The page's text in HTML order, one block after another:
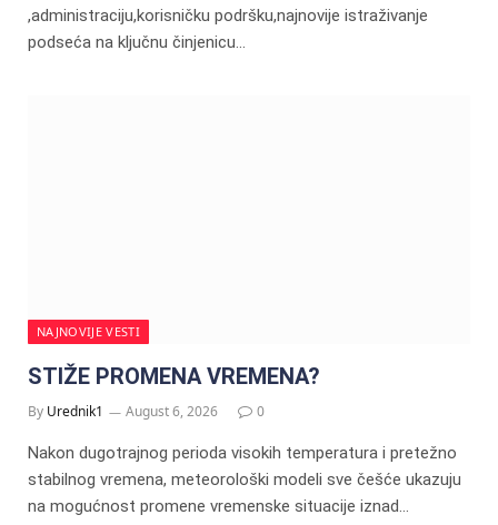
,administraciju,korisničku podršku,najnovije istraživanje
podseća na ključnu činjenicu…
NAJNOVIJE VESTI
STIŽE PROMENA VREMENA?
By Urednik1 August 6, 2026 0
Nakon dugotrajnog perioda visokih temperatura i pretežno
stabilnog vremena, meteorološki modeli sve češće ukazuju
na mogućnost promene vremenske situacije iznad…